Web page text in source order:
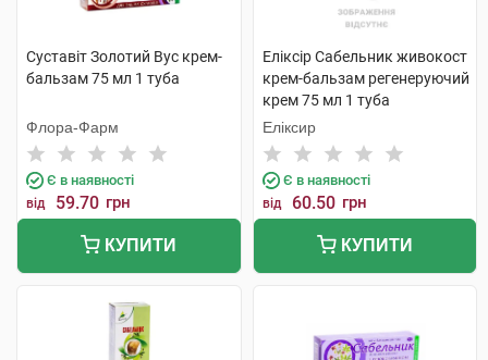
Суставіт Золотий Вус крем-
бальзам 75 мл 1 туба
Флора-Фарм
Є в наявності
від 59.70 грн
КУПИТИ
Еліксір Сабельник живокост
крем-бальзам регенеруючий
крем 75 мл 1 туба
Еліксир
Є в наявності
від 60.50 грн
КУПИТИ